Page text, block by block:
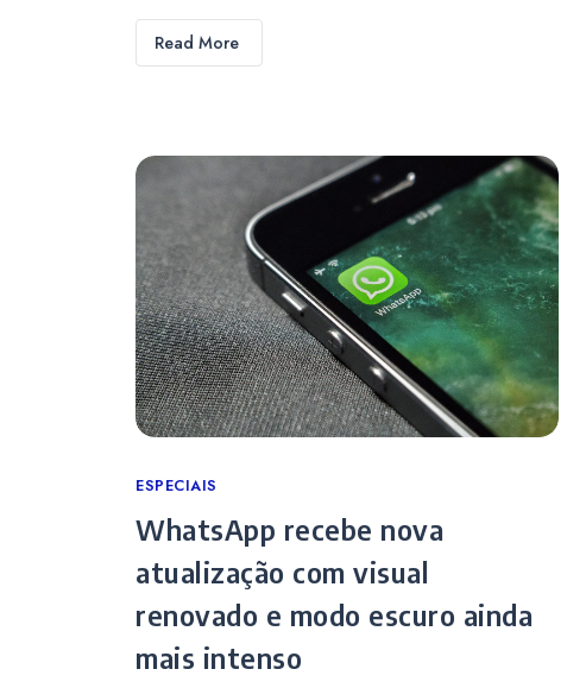
Read More
Categories
ESPECIAIS
WhatsApp recebe nova
atualização com visual
renovado e modo escuro ainda
mais intenso